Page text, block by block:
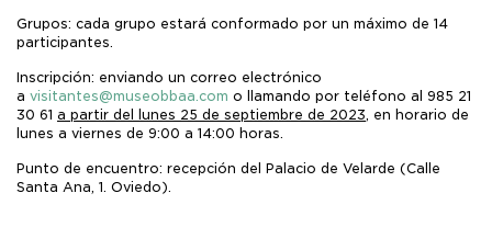
Grupos: cada grupo estará conformado por un máximo de 14
participantes.
Inscripción: enviando un correo electrónico
a visitantes@museobbaa.com o llamando por teléfono al 985 21
30 61 a partir del lunes 25 de septiembre de 2023, en horario de
lunes a viernes de 9:00 a 14:00 horas.
Punto de encuentro: recepción del Palacio de Velarde (Calle
Santa Ana, 1. Oviedo).